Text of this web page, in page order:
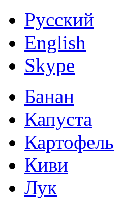
Русский
English
Skype
Банан
Капуста
Картофель
Киви
Лук